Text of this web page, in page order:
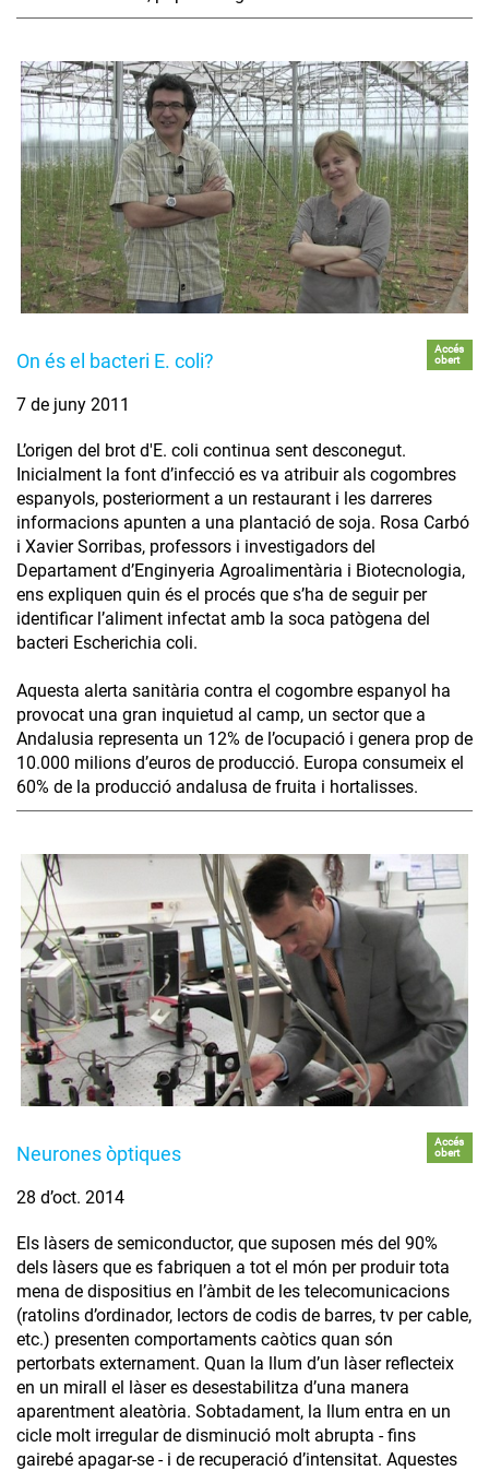
On és el bacteri E. coli?
Accés
obert
7 de juny 2011
L’origen del brot d'E. coli continua sent desconegut.
Inicialment la font d’infecció es va atribuir als cogombres
espanyols, posteriorment a un restaurant i les darreres
informacions apunten a una plantació de soja. Rosa Carbó
i Xavier Sorribas, professors i investigadors del
Departament d’Enginyeria Agroalimentària i Biotecnologia,
ens expliquen quin és el procés que s’ha de seguir per
identificar l’aliment infectat amb la soca patògena del
bacteri Escherichia coli.
Aquesta alerta sanitària contra el cogombre espanyol ha
provocat una gran inquietud al camp, un sector que a
Andalusia representa un 12% de l’ocupació i genera prop de
10.000 milions d’euros de producció. Europa consumeix el
60% de la producció andalusa de fruita i hortalisses.
Neurones òptiques
Accés
obert
28 d’oct. 2014
Els làsers de semiconductor, que suposen més del 90%
dels làsers que es fabriquen a tot el món per produir tota
mena de dispositius en l’àmbit de les telecomunicacions
(ratolins d’ordinador, lectors de codis de barres, tv per cable,
etc.) presenten comportaments caòtics quan són
pertorbats externament. Quan la llum d’un làser reflecteix
en un mirall el làser es desestabilitza d’una manera
aparentment aleatòria. Sobtadament, la llum entra en un
cicle molt irregular de disminució molt abrupta - fins
gairebé apagar-se - i de recuperació d’intensitat. Aquestes